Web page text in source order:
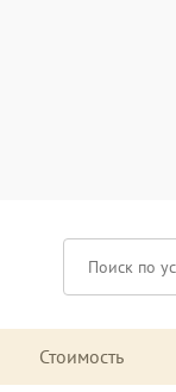
Стоимость